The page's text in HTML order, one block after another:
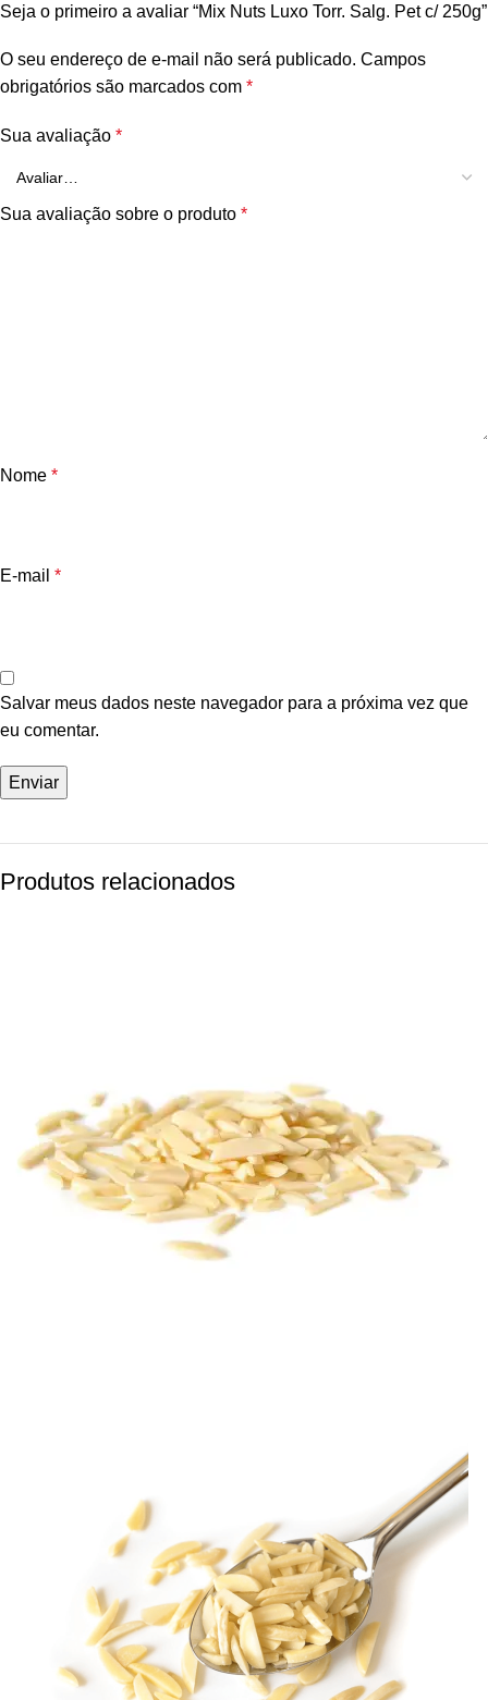
Seja o primeiro a avaliar “Mix Nuts Luxo Torr. Salg. Pet c/ 250g”
O seu endereço de e-mail não será publicado. Campos
obrigatórios são marcados com *
Sua avaliação *
Sua avaliação sobre o produto *
Nome *
E-mail *
Salvar meus dados neste navegador para a próxima vez que
eu comentar.
Produtos relacionados